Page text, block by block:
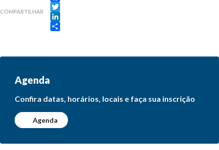
COMPARTILHAR
Facebook
Twitter
LinkedIn
Agenda
Confira datas, horários, locais e faça sua inscrição
Agenda